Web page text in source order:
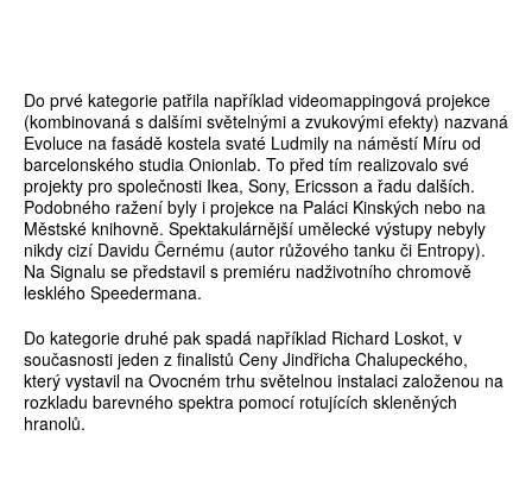
Do prvé kategorie patřila například videomappingová projekce
(kombinovaná s dalšími světelnými a zvukovými efekty) nazvaná
Evoluce na fasádě kostela svaté Ludmily na náměstí Míru od
barcelonského studia Onionlab. To před tím realizovalo své
projekty pro společnosti Ikea, Sony, Ericsson a řadu dalších.
Podobného ražení byly i projekce na Paláci Kinských nebo na
Městské knihovně. Spektakulárnější umělecké výstupy nebyly
nikdy cizí Davidu Černému (autor růžového tanku či Entropy).
Na Signalu se představil s premiéru nadživotního chromově
lesklého Speedermana.
Do kategorie druhé pak spadá například Richard Loskot, v
současnosti jeden z finalistů Ceny Jindřicha Chalupeckého,
který vystavil na Ovocném trhu světelnou instalaci založenou na
rozkladu barevného spektra pomocí rotujících skleněných
hranolů.